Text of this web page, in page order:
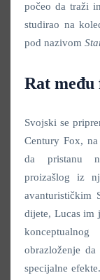
počeo da traži
studirao na
pod nazivom
Rat među
Svojski se
Century Fox,
da pristanu
proizašlog iz
avanturističkim
dijete, Lucas im
obrazloženje
specijalne